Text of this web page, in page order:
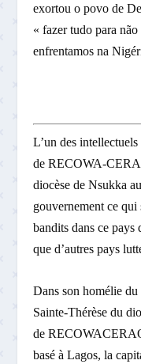
exortou o povo de
« fazer tudo para
enfrentamos na
L’un des
de RECOWA-
diocèse de Nsukka
gouvernement ce qui
bandits dans ce pays
que d’autres pays
Dans son homélie
Sainte-Thérèse du
de
basé à Lagos, la